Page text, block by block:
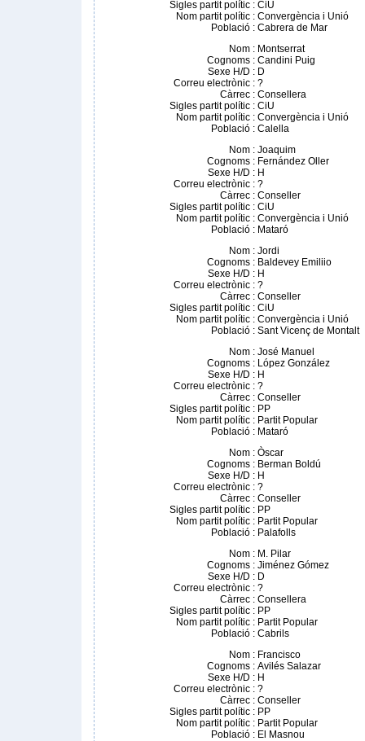
Sigles partit polític : CiU
Nom partit polític : Convergència i Unió
Població : Cabrera de Mar
Nom : Montserrat
Cognoms : Candini Puig
Sexe H/D : D
Correu electrònic : ?
Càrrec : Consellera
Sigles partit polític : CiU
Nom partit polític : Convergència i Unió
Població : Calella
Nom : Joaquim
Cognoms : Fernández Oller
Sexe H/D : H
Correu electrònic : ?
Càrrec : Conseller
Sigles partit polític : CiU
Nom partit polític : Convergència i Unió
Població : Mataró
Nom : Jordi
Cognoms : Baldevey Emiliio
Sexe H/D : H
Correu electrònic : ?
Càrrec : Conseller
Sigles partit polític : CiU
Nom partit polític : Convergència i Unió
Població : Sant Vicenç de Montalt
Nom : José Manuel
Cognoms : López González
Sexe H/D : H
Correu electrònic : ?
Càrrec : Conseller
Sigles partit polític : PP
Nom partit polític : Partit Popular
Població : Mataró
Nom : Òscar
Cognoms : Berman Boldú
Sexe H/D : H
Correu electrònic : ?
Càrrec : Conseller
Sigles partit polític : PP
Nom partit polític : Partit Popular
Població : Palafolls
Nom : M. Pilar
Cognoms : Jiménez Gómez
Sexe H/D : D
Correu electrònic : ?
Càrrec : Consellera
Sigles partit polític : PP
Nom partit polític : Partit Popular
Població : Cabrils
Nom : Francisco
Cognoms : Avilés Salazar
Sexe H/D : H
Correu electrònic : ?
Càrrec : Conseller
Sigles partit polític : PP
Nom partit polític : Partit Popular
Població : El Masnou